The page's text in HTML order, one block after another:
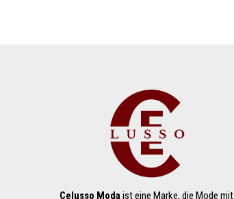
Celusso Modaist eine Marke, die Mode mit